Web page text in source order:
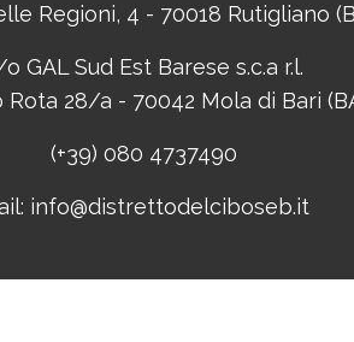
Regioni, 4 - 70018 Rutigliano
GAL Sud Est Barese s.c.a r.l.
Rota 28/a - 70042 Mola di Bari
(+39) 080 4737490
info@distrettodelciboseb.it